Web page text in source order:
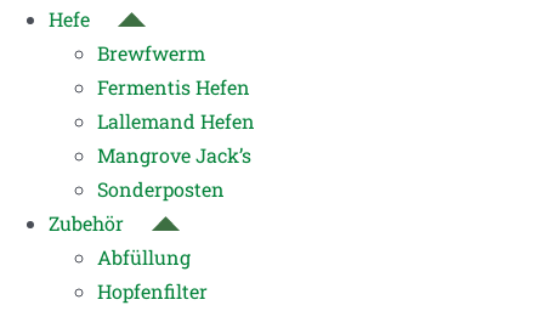
Hefe
Brewfwerm
Fermentis Hefen
Lallemand Hefen
Mangrove Jack’s
Sonderposten
Zubehör
Abfüllung
Hopfenfilter